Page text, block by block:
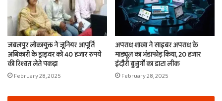
जबलपुर लोकायुक्त ने जूनियर आपूर्ति
अधिकारी के ड्राइवर को 40 हजार रुपये
की रिश्वत लेते पकड़ा
February 28, 2025
अपराध शाखा ने साइबर अपराध के
माड्यूल का भंडाफोड़ किया, 20 हजार
इंदौरी बुजुर्गों का डाटा लीक
February 28, 2025